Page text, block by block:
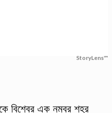
StoryLens™
বিশ্বের এক নম্বর শহর